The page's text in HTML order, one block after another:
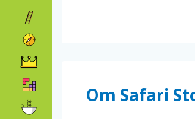
Om Safari